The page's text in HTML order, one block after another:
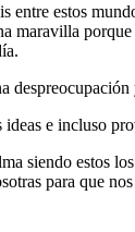
entre estos
maravilla
e incluso
siendo estos
para que